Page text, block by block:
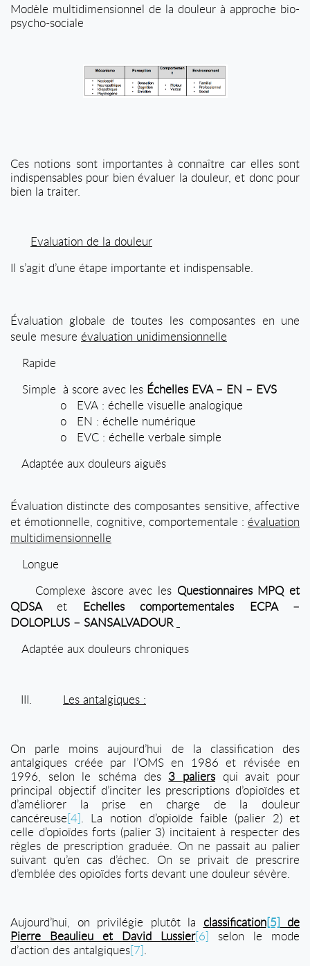
Modèle multidimensionnel de la douleur à approche bio-
psycho-sociale
Ces notions sont importantes à connaître car elles sont
indispensables pour bien évaluer la douleur, et donc pour
bien la traiter.
Evaluation de la douleur
Il s’agit d’une étape importante et indispensable.
Évaluation globale de toutes les composantes en une
seule mesure évaluation unidimensionnelle
Rapide
Simple à score avec les Échelles EVA – EN – EVS
o
EVA : échelle visuelle analogique
o
EN : échelle numérique
o
EVC : échelle verbale simple
Adaptée aux douleurs aiguës
Évaluation distincte des composantes sensitive, affective
et émotionnelle, cognitive, comportementale : évaluation
multidimensionnelle
Longue
Complexe àscore avec les Questionnaires MPQ et
QDSAet Echelles comportementales ECPA –
DOLOPLUS – SANSALVADOUR
Adaptée aux douleurs chroniques
III. Les antalgiques :
On parle moins aujourd’hui de la classification des
antalgiques créée par l’OMS en 1986 et révisée en
1996, selon le schéma des 3 paliers qui avait pour
principal objectif d’inciter les prescriptions d’opioïdes et
d’améliorer la prise en charge de la douleur
cancéreuse[4]. La notion d’opioïde faible (palier 2) et
celle d’opioïdes forts (palier 3) incitaient à respecter des
règles de prescription graduée. On ne passait au palier
suivant qu’en cas d’échec. On se privait de prescrire
d’emblée des opioïdes forts devant une douleur sévère.
Aujourd’hui, on privilégie plutôt la classification[5] de
Pierre Beaulieu et David Lussier[6] selon le mode
d’action des antalgiques[7].